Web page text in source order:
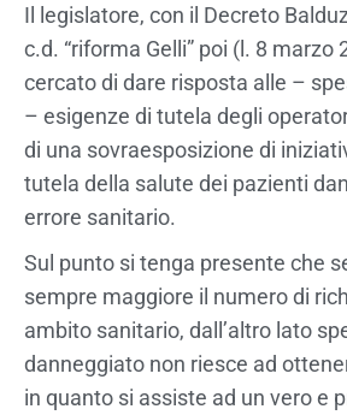
Il legislatore, con il Decreto
c.d. “riforma Gelli” poi (l. 8 marzo
cercato di dare risposta alle –
– esigenze di tutela degli
di una sovraesposizione di
tutela della salute dei pazienti
errore sanitario.
Sul punto si tenga presente che
sempre maggiore il numero di
ambito sanitario, dall’altro lato
danneggiato non riesce ad
in quanto si assiste ad un vero e